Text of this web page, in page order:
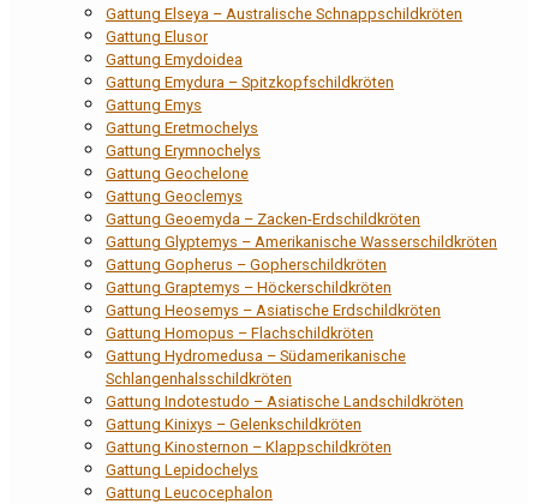
Gattung Elseya – Australische Schnappschildkröten
Gattung Elusor
Gattung Emydoidea
Gattung Emydura – Spitzkopfschildkröten
Gattung Emys
Gattung Eretmochelys
Gattung Erymnochelys
Gattung Geochelone
Gattung Geoclemys
Gattung Geoemyda – Zacken-Erdschildkröten
Gattung Glyptemys – Amerikanische Wasserschildkröten
Gattung Gopherus – Gopherschildkröten
Gattung Graptemys – Höckerschildkröten
Gattung Heosemys – Asiatische Erdschildkröten
Gattung Homopus – Flachschildkröten
Gattung Hydromedusa – Südamerikanische
Schlangenhalsschildkröten
Gattung Indotestudo – Asiatische Landschildkröten
Gattung Kinixys – Gelenkschildkröten
Gattung Kinosternon – Klappschildkröten
Gattung Lepidochelys
Gattung Leucocephalon